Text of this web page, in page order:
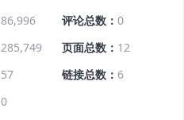
86,996 评论总数
0
285,749 页面总数
12
57 链接总数
6
0